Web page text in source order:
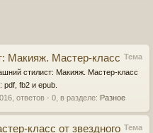
Тема
Макияж. Мастер-класс
стилист: Макияж. Мастер-класс
fb2 и epub.
, ответов - 0, в разделе: Разное
Тема
класс от звездного